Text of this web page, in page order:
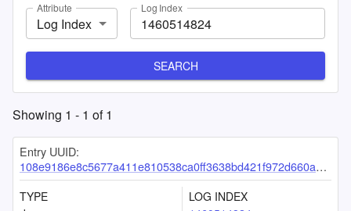
Attribute
Log Index
Log Index
SEARCH
Showing 1 - 1 of1
Entry UUID:
108e9186e8c5677a411e810538ca0ff3638bd421f972d660a3732957e8321d738130e9d5ae564f54
TYPE
LOG INDEX